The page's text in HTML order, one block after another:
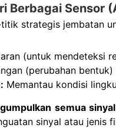
Berbagai Sensor
strategis jembatan
(untuk mendeteksi
(perubahan bentuk)
Memantau kondisi
semua
sinyal atau